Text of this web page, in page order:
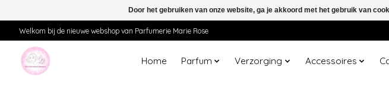
Welkom bij de nieuwe webshop van Parfumerie Marie Rose
Home Parfum Verzorging Accessoires
Door het gebruiken van onze website, ga je akkoord met het gebruik van